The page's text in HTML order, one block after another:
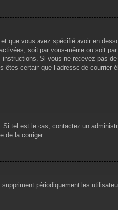
que vous avez spécifié avoir en
soit par vous-même ou soit
Si vous ne recevez pas
certain que l’adresse de courrier
tel est le cas, contactez un
de la corriger.
périodiquement les